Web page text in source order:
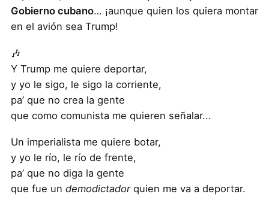
Gobierno cubano… ¡aunque quien los quiera montar
en el avión sea Trump!
🎶
Y Trump me quiere deportar,
y yo le sigo, le sigo la corriente,
pa’ que no crea la gente
que como comunista me quieren señalar...
Un imperialista me quiere botar,
y yo le río, le río de frente,
pa’ que no diga la gente
que fue un demodictadorquien me va a deportar.